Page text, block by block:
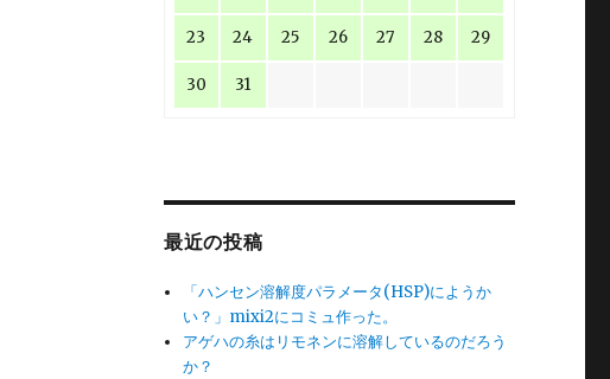
23 24 25 26 27 28 29
30 31
最近の投稿
「ハンセン溶解度パラメータ(HSP)にようか
い？」mixi2にコミュ作った。
アゲハの糸はリモネンに溶解しているのだろう
か？